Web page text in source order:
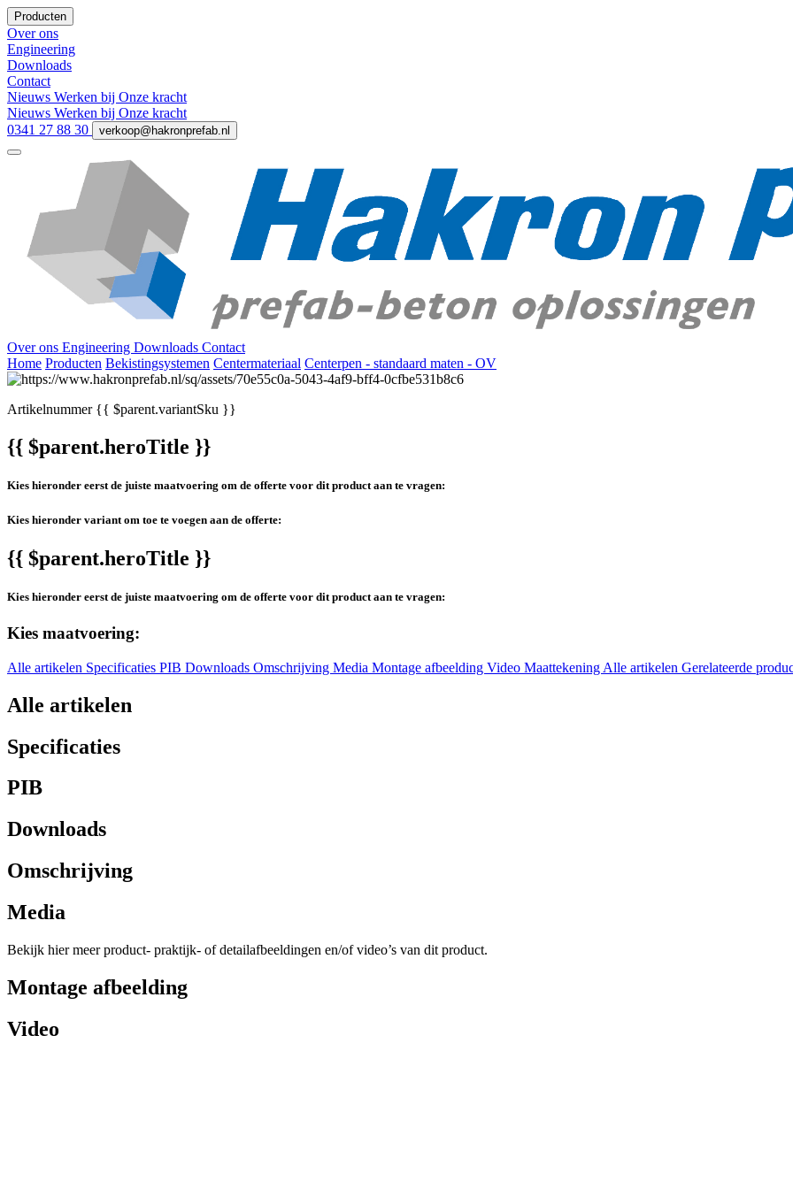
Producten
Over ons
Engineering
Downloads
Contact
Nieuws Werken bij Onze kracht
Nieuws Werken bij Onze kracht
0341 27 88 30
verkoop@hakronprefab.nl
Over ons Engineering Downloads Contact
Home Producten Bekistingsystemen Centermateriaal Centerpen - standaard maten - OV
Artikelnummer{{ $parent.variantSku }}
{{ $parent.heroTitle }}
Kies hieronder eerst de juiste maatvoering om de offerte voor dit product aan te vragen:
Kies hieronder variant om toe te voegen aan de offerte:
{{ $parent.heroTitle }}
Kies hieronder eerst de juiste maatvoering om de offerte voor dit product aan te vragen:
Kies maatvoering:
Alle artikelen Specificaties PIB Downloads Omschrijving Media Montage afbeelding Video Maattekening Alle artikelen Gerelateerde
Alle artikelen
Specificaties
PIB
Downloads
Omschrijving
Media
Bekijk hier meer product- praktijk- of detailafbeeldingen en/of video’s van dit product.
Montage afbeelding
Video